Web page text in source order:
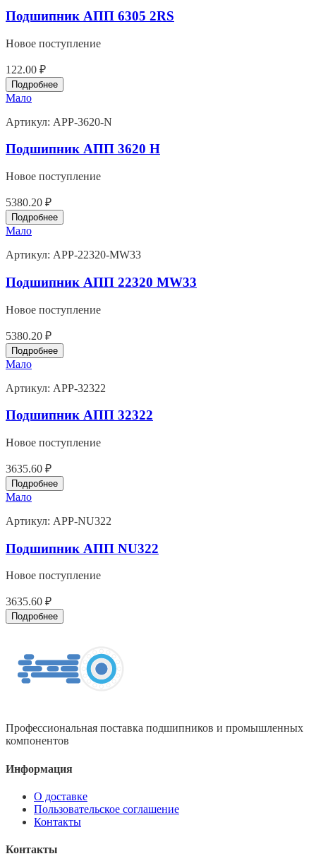
Подшипник АПП 6305 2RS
Новое поступление
122.00 ₽
Подробнее
Мало
Артикул: APP-3620-N
Подшипник АПП 3620 Н
Новое поступление
5380.20 ₽
Подробнее
Мало
Артикул: APP-22320-MW33
Подшипник АПП 22320 MW33
Новое поступление
5380.20 ₽
Подробнее
Мало
Артикул: APP-32322
Подшипник АПП 32322
Новое поступление
3635.60 ₽
Подробнее
Мало
Артикул: APP-NU322
Подшипник АПП NU322
Новое поступление
3635.60 ₽
Подробнее
Профессиональная поставка подшипников и промышленных
компонентов
Информация
О доставке
Пользовательское соглашение
Контакты
Контакты